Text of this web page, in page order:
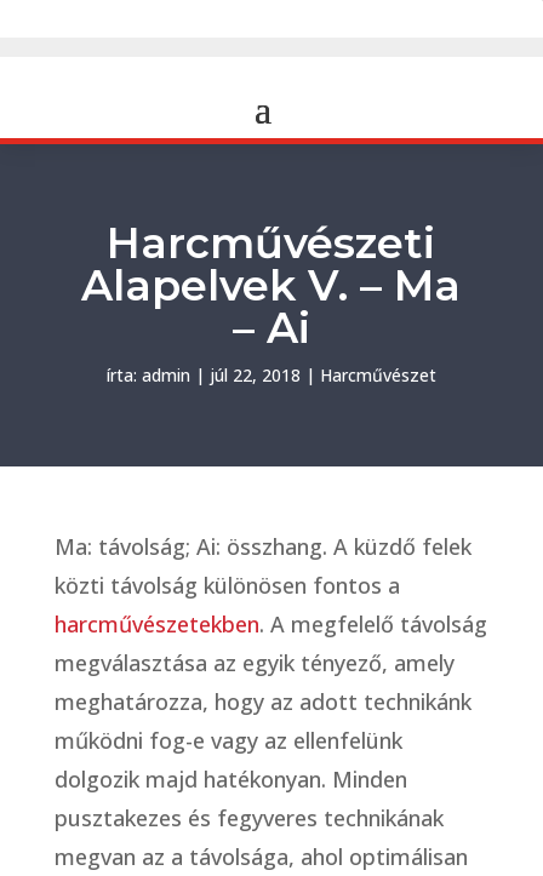
Harcművészeti
Alapelvek V. – Ma
– Ai
írta: admin | júl 22, 2018 | Harcművészet
Ma: távolság; Ai: összhang. A küzdő felek
közti távolság különösen fontos a
harcművészetekben. A megfelelő távolság
megválasztása az egyik tényező, amely
meghatározza, hogy az adott technikánk
működni fog-e vagy az ellenfelünk
dolgozik majd hatékonyan. Minden
pusztakezes és fegyveres technikának
megvan az a távolsága, ahol optimálisan